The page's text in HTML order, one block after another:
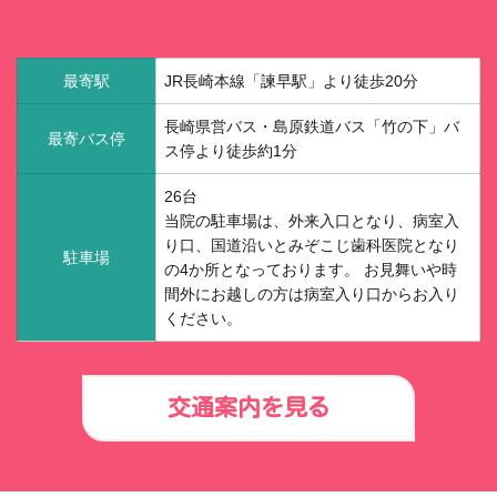
最寄駅 JR長崎本線「諫早駅」より徒歩20分
最寄バス停
長崎県営バス・島原鉄道バス「竹の下」バ
ス停より徒歩約1分
駐車場
26台
当院の駐車場は、外来入口となり、病室入
り口、国道沿いとみぞこじ歯科医院となり
の4か所となっております。 お見舞いや時
間外にお越しの方は病室入り口からお入り
ください。
交通案内を見る